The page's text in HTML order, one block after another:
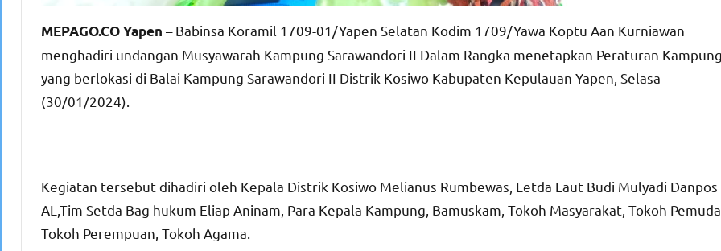
MEPAGO.CO Yapen – Babinsa Koramil 1709-01/Yapen Selatan Kodim 1709/Yawa Koptu Aan Kurniawan
menghadiri undangan Musyawarah Kampung Sarawandori II Dalam Rangka menetapkan Peraturan
yang berlokasi di Balai Kampung Sarawandori II Distrik Kosiwo Kabupaten Kepulauan Yapen, Selasa
(30/01/2024).
Kegiatan tersebut dihadiri oleh Kepala Distrik Kosiwo Melianus Rumbewas, Letda Laut Budi Mulyadi Danpos
AL,Tim Setda Bag hukum Eliap Aninam, Para Kepala Kampung, Bamuskam, Tokoh Masyarakat, Tokoh
Tokoh Perempuan, Tokoh Agama.